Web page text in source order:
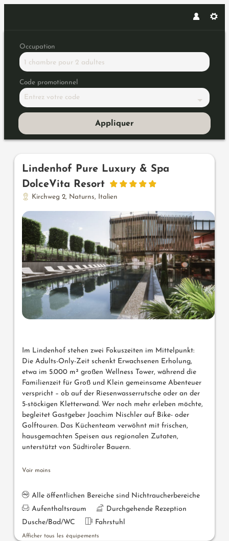
Occupation
1 chambre pour 2 adultes
Code promotionnel
Entrez votre code
Appliquer
Offres disponibles dans «
Lindenhof Pure Luxury & Spa
DolceVita Resort
Kirchweg 2, Naturns, Italien
Im Lindenhof stehen zwei Fokuszeiten im Mittelpunkt:
Die Adults-Only-Zeit schenkt Erwachsenen Erholung,
etwa im 5.000 m² großen Wellness Tower, während die
Familienzeit für Groß und Klein gemeinsame Abenteuer
verspricht – ob auf der Riesenwasserrutsche oder an der
5-stöckigen Kletterwand. Wer noch mehr erleben möchte,
begleitet Gastgeber Joachim Nischler auf Bike- oder
Golftouren. Das Küchenteam verwöhnt mit frischen,
hausgemachten Speisen aus regionalen Zutaten,
unterstützt von Südtiroler Bauern.
Voir moins
Alle öffentlichen Bereiche sind Nichtraucherbereiche
Aufenthaltsraum
Durchgehende Rezeption
Dusche/Bad/WC
Fahrstuhl
Afficher tous les équipements